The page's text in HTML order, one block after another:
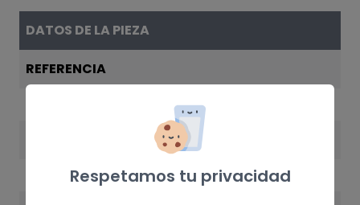
DATOS DE LA PIEZA
REFERENCIA
Respetamos tu privacidad